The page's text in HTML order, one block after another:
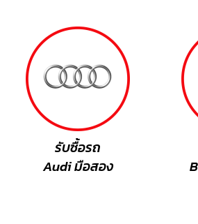
รับซื้อรถ
Audi มือสอง